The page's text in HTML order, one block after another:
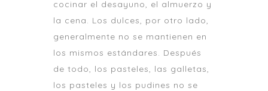
cocinar el desayuno, el almuerzo y
la cena. Los dulces, por otro lado,
generalmente no se mantienen en
los mismos estándares. Después
de todo, los pasteles, las galletas,
los pasteles y los pudines no se